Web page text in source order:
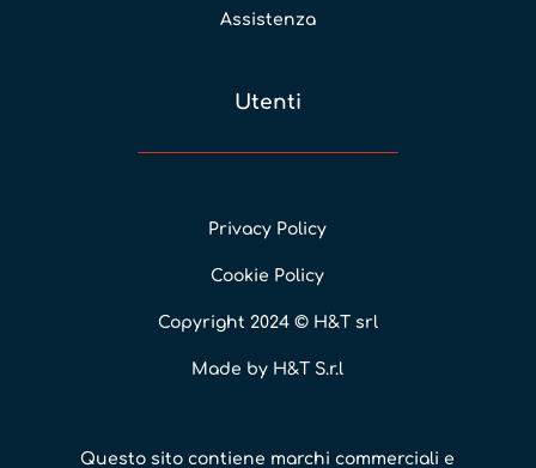
Assistenza
Utenti
Privacy Policy
Cookie Policy
Copyright 2024 © H&T srl
Made by H&T S.r.l
Questo sito contiene marchi commerciali e